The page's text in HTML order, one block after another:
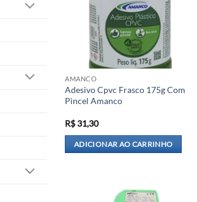
AMANCO
Adesivo Cpvc Frasco 175g Com
Pincel Amanco
R$31,30
ADICIONAR AO CARRINHO